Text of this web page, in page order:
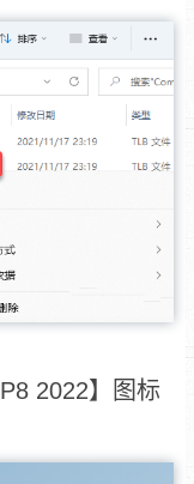
2022】图标